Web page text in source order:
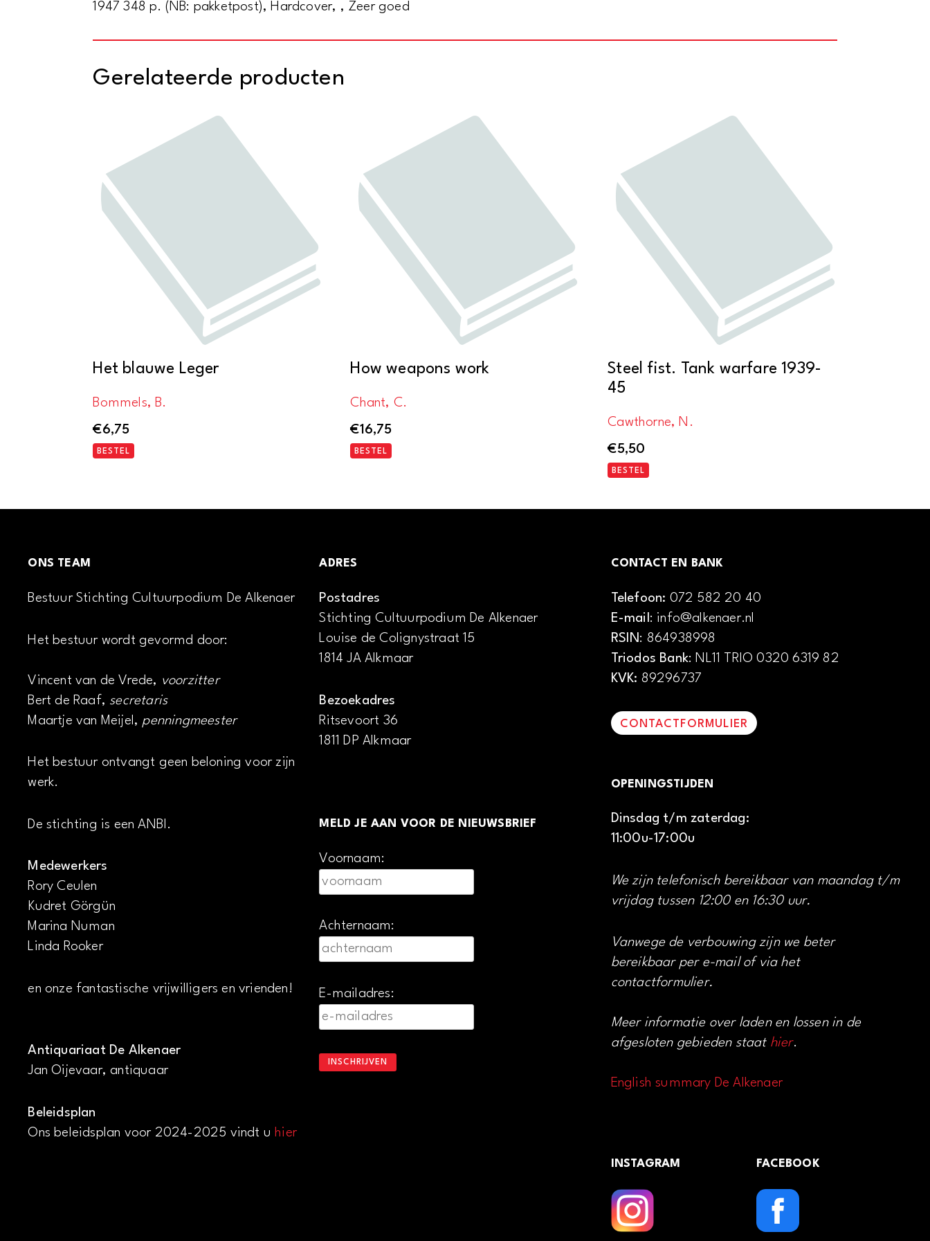
1947 348 p. (NB: pakketpost), Hardcover, , Zeer goed
Gerelateerde producten
Het blauwe Leger
Bommels, B.
€6,75
BESTEL
How weapons work
Chant, C.
€16,75
BESTEL
Steel fist. Tank warfare 1939-
45
Cawthorne, N.
€5,50
BESTEL
ONS TEAM
Bestuur Stichting Cultuurpodium De Alkenaer
Het bestuur wordt gevormd door:
Vincent van de Vrede, voorzitter
Bert de Raaf, secretaris
Maartje van Meijel, penningmeester
Het bestuur ontvangt geen beloning voor zijn
werk.
De stichting is een ANBI.
Medewerkers
Rory Ceulen
Kudret Görgün
Marina Numan
Linda Rooker
en onze fantastische vrijwilligers en vrienden!
Antiquariaat De Alkenaer
Jan Oijevaar, antiquaar
Beleidsplan
Ons beleidsplan voor 2024-2025 vindt u hier
ADRES
Postadres
Stichting Cultuurpodium De Alkenaer
Louise de Colignystraat 15
1814 JA Alkmaar
Bezoekadres
Ritsevoort 36
1811 DP Alkmaar
MELD JE AAN VOOR DE NIEUWSBRIEF
Voornaam:
Achternaam:
E-mailadres:
CONTACT EN BANK
Telefoon: 072 582 20 40
E-mail: info@alkenaer.nl
RSIN: 864938998
Triodos Bank: NL11 TRIO 0320 6319 82
KVK: 89296737
CONTACTFORMULIER
OPENINGSTIJDEN
Dinsdag t/m zaterdag:
11:00u-17:00u
We zijn telefonisch bereikbaar van maandag t/m
vrijdag tussen 12:00 en 16:30 uur.
Vanwege de verbouwing zijn we beter
bereikbaar per e-mail of via het
contactformulier.
Meer informatie over laden en lossen in de
afgesloten gebieden staat hier.
English summary De Alkenaer
INSTAGRAM FACEBOOK